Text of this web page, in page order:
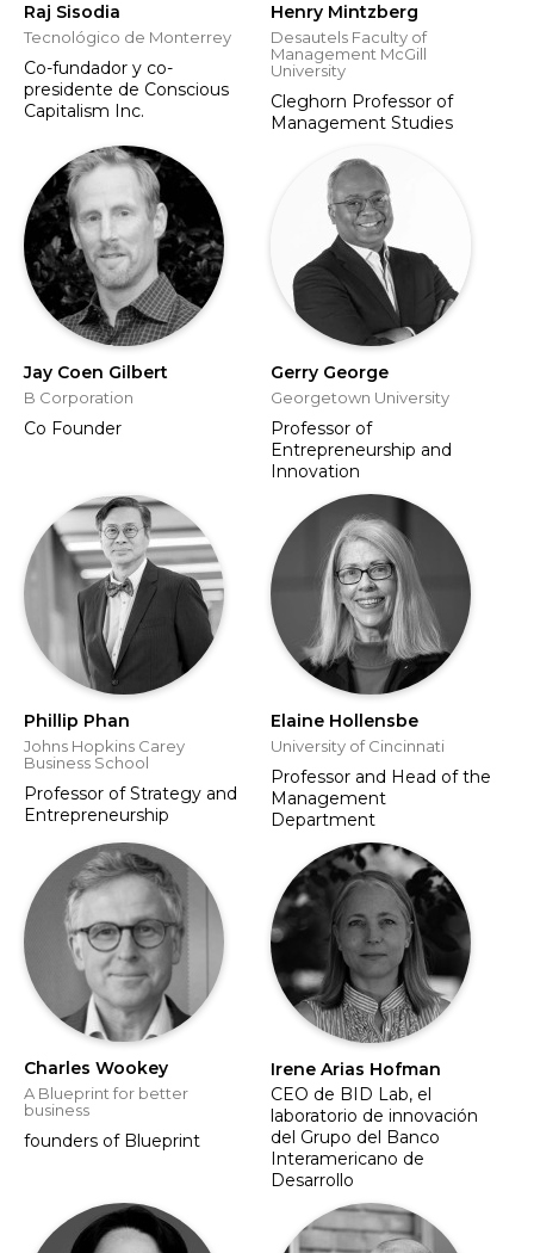
Raj Sisodia
Tecnológico de Monterrey
Co-fundador y co-
presidente de Conscious
Capitalism Inc.
Henry Mintzberg
Desautels Faculty of
Management McGill
University
Cleghorn Professor of
Management Studies
Jay Coen Gilbert
B Corporation
Co Founder
Gerry George
Georgetown University
Professor of
Entrepreneurship and
Innovation
Phillip Phan
Johns Hopkins Carey
Business School
Professor of Strategy and
Entrepreneurship
Elaine Hollensbe
University of Cincinnati
Professor and Head of the
Management
Department
Charles Wookey
A Blueprint for better
business
founders of Blueprint
Irene Arias Hofman
CEO de BID Lab, el
laboratorio de innovación
del Grupo del Banco
Interamericano de
Desarrollo